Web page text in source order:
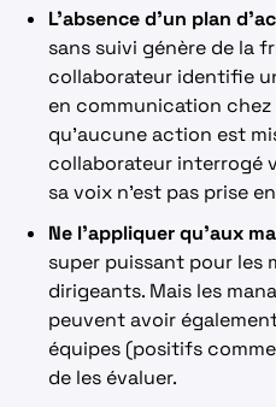
L’absence d’un plan
sans suivi génère de la
collaborateur identifie
en communication chez
qu’aucune action est
collaborateur interrogé
sa voix n’est pas prise
Ne l’appliquer qu’aux
super puissant pour les
dirigeants. Mais les
peuvent avoir
équipes (positifs
de les évaluer.